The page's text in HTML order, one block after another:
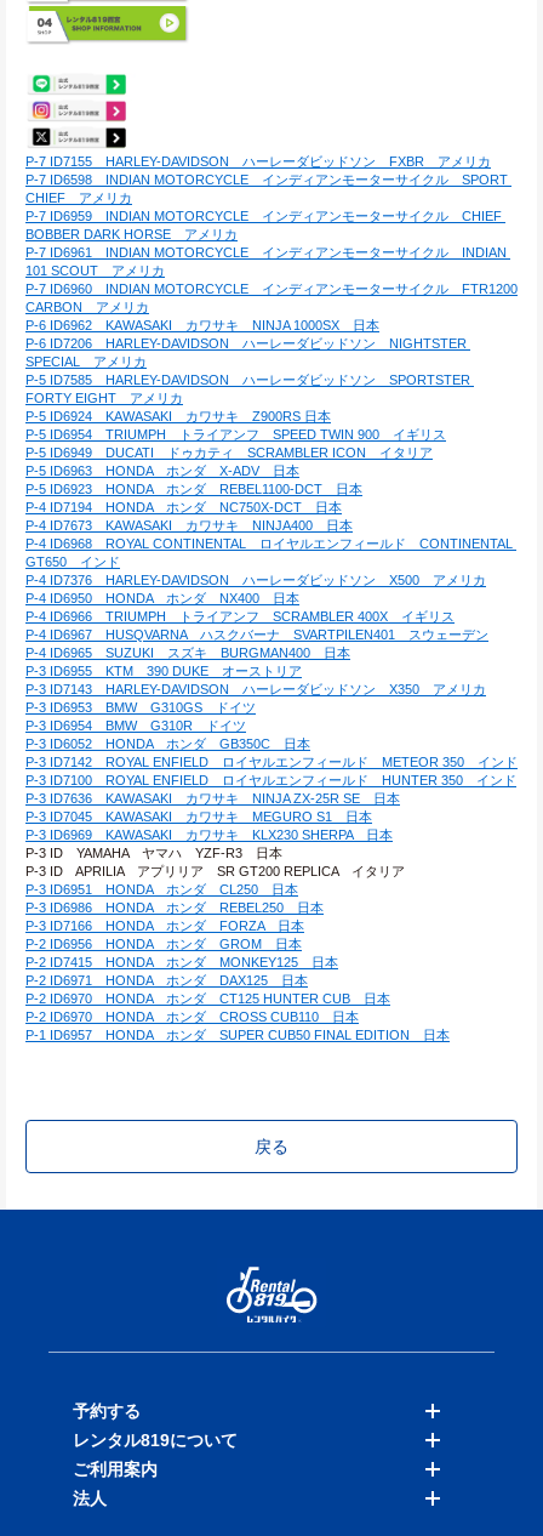
P-7 ID7155　HARLEY-DAVIDSON　ハーレーダビッドソン　FXBR　アメリカ
P-7 ID6598　INDIAN MOTORCYCLE　インディアンモーターサイクル　SPORT
CHIEF　アメリカ
P-7 ID6959　INDIAN MOTORCYCLE　インディアンモーターサイクル　CHIEF
BOBBER DARK HORSE　アメリカ
P-7 ID6961　INDIAN MOTORCYCLE　インディアンモーターサイクル　INDIAN
101 SCOUT　アメリカ
P-7 ID6960　INDIAN MOTORCYCLE　インディアンモーターサイクル　FTR1200
CARBON　アメリカ
P-6 ID6962　KAWASAKI　カワサキ　NINJA 1000SX　日本
P-6 ID7206　HARLEY-DAVIDSON　ハーレーダビッドソン　NIGHTSTER
SPECIAL　アメリカ
P-5 ID7585　HARLEY-DAVIDSON　ハーレーダビッドソン　SPORTSTER
FORTY EIGHT　アメリカ
P-5 ID6924　KAWASAKI　カワサキ　Z900RS 日本
P-5 ID6954　TRIUMPH　トライアンフ　SPEED TWIN 900　イギリス
P-5 ID6949　DUCATI　ドゥカティ　SCRAMBLER ICON　イタリア
P-5 ID6963　HONDA　ホンダ　X-ADV　日本
P-5 ID6923　HONDA　ホンダ　REBEL1100-DCT　日本
P-4 ID7194　HONDA　ホンダ　NC750X-DCT　日本
P-4 ID7673　KAWASAKI　カワサキ　NINJA400　日本
P-4 ID6968　ROYAL CONTINENTAL　ロイヤルエンフィールド　CONTINENTAL
GT650　インド
P-4 ID7376　HARLEY-DAVIDSON　ハーレーダビッドソン　X500　アメリカ
P-4 ID6950　HONDA　ホンダ　NX400　日本
P-4 ID6966　TRIUMPH　トライアンフ　SCRAMBLER 400X　イギリス
P-4 ID6967　HUSQVARNA　ハスクバーナ　SVARTPILEN401　スウェーデン
P-4 ID6965　SUZUKI　スズキ　BURGMAN400　日本
P-3 ID6955　KTM　390 DUKE　オーストリア
P-3 ID7143　HARLEY-DAVIDSON　ハーレーダビッドソン　X350　アメリカ
P-3 ID6953　BMW　G310GS　ドイツ
P-3 ID6954　BMW　G310R　ドイツ
P-3 ID6052　HONDA　ホンダ　GB350C　日本
P-3 ID7142　ROYAL ENFIELD　ロイヤルエンフィールド　METEOR 350　インド
P-3 ID7100　ROYAL ENFIELD　ロイヤルエンフィールド　HUNTER 350　インド
P-3 ID7636　KAWASAKI　カワサキ　NINJA ZX-25R SE　日本
P-3 ID7045　KAWASAKI　カワサキ　MEGURO S1　日本
P-3 ID6969　KAWASAKI　カワサキ　KLX230 SHERPA　日本
P-3 ID　YAMAHA　ヤマハ　YZF-R3　日本
P-3 ID　APRILIA　アプリリア　SR GT200 REPLICA　イタリア
P-3 ID6951　HONDA　ホンダ　CL250　日本
P-3 ID6986　HONDA　ホンダ　REBEL250　日本
P-3 ID7166　HONDA　ホンダ　FORZA　日本
P-2 ID6956　HONDA　ホンダ　GROM　日本
P-2 ID7415　HONDA　ホンダ　MONKEY125　日本
P-2 ID6971　HONDA　ホンダ　DAX125　日本
P-2 ID6970　HONDA　ホンダ　CT125 HUNTER CUB　日本
P-2 ID6970　HONDA　ホンダ　CROSS CUB110　日本
P-1 ID6957　HONDA　ホンダ　SUPER CUB50 FINAL EDITION　日本
戻る
予約する
バイクを探す
店舗を探す
レンタル819について
料金表
ご利用案内
法人